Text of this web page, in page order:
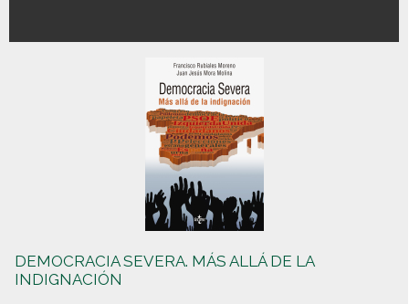
DEMOCRACIA SEVERA. MÁS ALLÁ DE LA
INDIGNACIÓN